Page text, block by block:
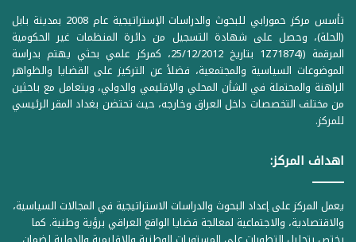
تأسس مركز حمورابي للبحوث والدراسات الإستراتيجية عام 2008 بمدينة بابل
(الحلة)، وحصل على شهادة التسجيل من دائرة المنظمات غير الحكومية
المرقمة ((1Z71874 بتاريخ 25/12/2012، كمركز علمي بحثي يهتم بدراسة
الموضوعات السياسية والمجتمعية، فضلاً عن التركيز على القضايا والظواهر
الراهنة والمحتملة في الشأن المحلي والإقليمي والدولي، ويتعامل مع باحثين
من مختلف التخصصات داخل العراق وخارجه، حيث تحتضن بغداد المقر الرئيسي
للمركز.
اهداف المركز:
يعمل المركز على إعداد البحوث والدراسات الاستراتيجية في المجالات السياسية،
والاقتصادية، والاجتماعية لمعالجة قضايا الواقع العراقي برؤية وطنية. كما